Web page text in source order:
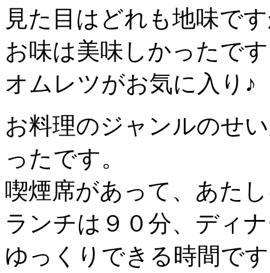
見た目はどれも地味で
お味は美味しかったで
オムレツがお気に入り♪
お料理のジャンルのせ
ったです。
喫煙席があって、あた
ランチは９０分、ディ
ゆっくりできる時間で